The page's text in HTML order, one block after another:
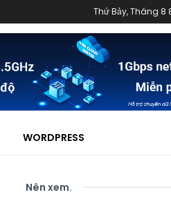
Thứ Bảy, Tháng 8
WORDPRESS
Nên xem.